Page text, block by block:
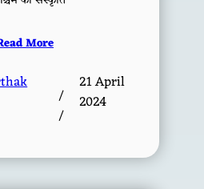
More
/
/
21 April
2024